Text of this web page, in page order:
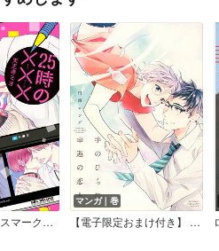
25時の×××（キスマーク）【電子限定かきおろし付】
マンガ｜巻
【電子限定おまけ付き】 手のひらに幸運の恋人